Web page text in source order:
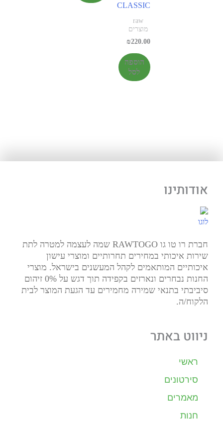
CLASSIC
raw
מוצרים
₪220.00
הוספה
לסל
אודותינו
חברת רו טו גו RAWTOGO שמה לעצמה למטרה לתת
שירות איכותי במחירים תחרותיים ומוצרי עישון
איכותיים המותאמים לקהל המעשנים בישראל. מוצרי
החנות נבחרים ונארזים בקפידה תוך דגש על 0% זיהום
סיביבתי בתנאי שמירה מחמירים עד הגעת המוצר לבית
הלקוח/ה.
ניווט באתר
ראשי
סירטונים
מאמרים
חנות